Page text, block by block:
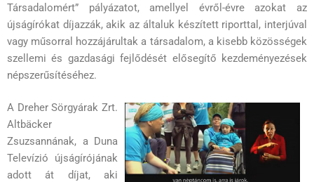
Társadalomért” pályázatot, amellyel évről-évre azokat az
újságírókat díjazzák, akik az általuk készített riporttal, interjúval
vagy műsorral hozzájárultak a társadalom, a kisebb közösségek
szellemi és gazdasági fejlődését elősegítő kezdeményezések
népszerűsítéséhez.
A Dreher Sörgyárak Zrt.
Altbäcker
Zsuzsannának, a Duna
Televízió újságírójának
adott át díjat, aki